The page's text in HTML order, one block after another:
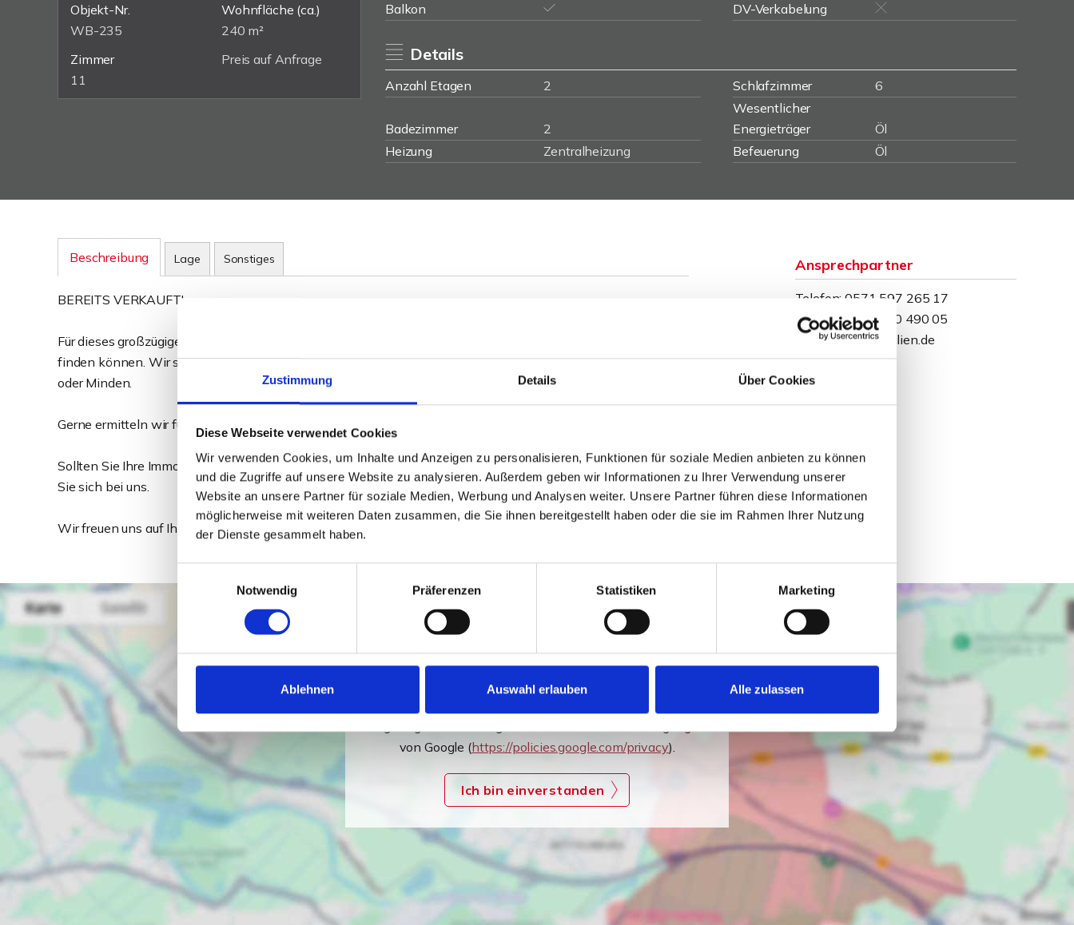
Zustimmung Details Über Cookies
Diese Webseite verwendet Cookies
Wir verwenden Cookies, um Inhalte und Anzeigen zu personalisieren, Funktionen für soziale Medien anbieten zu können
und die Zugriffe auf unsere Website zu analysieren. Außerdem geben wir Informationen zu Ihrer Verwendung unserer
Website an unsere Partner für soziale Medien, Werbung und Analysen weiter. Unsere Partner führen diese Informationen
möglicherweise mit weiteren Daten zusammen, die Sie ihnen bereitgestellt haben oder die sie im Rahmen Ihrer Nutzung
der Dienste gesammelt haben.
Notwendig
Präferenzen Statistiken Marketing
Ablehnen Auswahl erlauben Alle zulassen
Objekt-Nr.
WB-235
Wohnfläche (ca.)
240 m²
Zimmer
11
Preis auf Anfrage
Balkon DV-Verkabelung
Details
Anzahl Etagen 2 Schlafzimmer 6
Badezimmer 2
Wesentlicher
Energieträger
Öl
Heizung
Zentralheizung Befeuerung Öl
Beschreibung Lage Sonstiges
BEREITS VERKAUFT!
Für dieses großzügige Ein- bis Zweifamilienhaus in Hille - Oberlübbe haben wir bereits den passenden Käufer
finden können. Wir suchen für weitere Kunden vergleichbare Immobilien zum Kauf in Hille, Porta Westfalica
oder Minden.
Gerne ermitteln wir für Sie im ersten Schritt den aktuellen Marktwert Ihrer Immobilie.
Sollten Sie Ihre Immobilie (Einfamilienhaus, Zweifamilienhaus oder Baugrundstück) verkaufen wollen, melden
Sie sich bei uns.
Wir freuen uns auf Ihre Kontaktaufnahme!
Ansprechpartner
Telefon: 0571 597 265 17
Telefax: 0571 870 490 05
info@wb-immobilien.de
von Google (https://policies.google.com/privacy).
Ich bin einverstanden